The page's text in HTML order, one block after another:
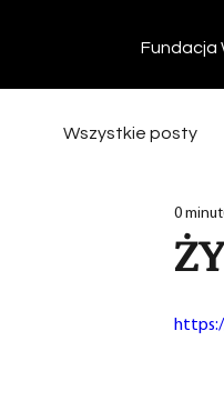
Fundacja
Wszystkie posty
0